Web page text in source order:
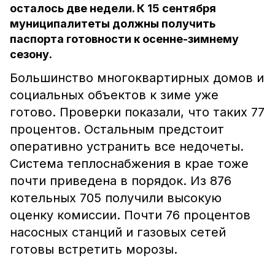
осталось две недели. К 15 сентября
муниципалитеты должны получить
паспорта готовности к осенне-зимнему
сезону.
Большинство многоквартирных домов и
социальных объектов к зиме уже
готово. Проверки показали, что таких 77
процентов. Остальным предстоит
оперативно устранить все недочеты.
Система теплоснабжения в крае тоже
почти приведена в порядок. Из 876
котельных 705 получили высокую
оценку комиссии. Почти 76 процентов
насосных станций и газовых сетей
готовы встретить морозы.